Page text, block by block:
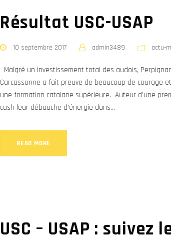
Résultat USC-USAP
10 septembre 2017 admin3489 actu-
Malgré un investissement total des audois,
Carcassonne a fait preuve de beaucoup de courage
une formation catalane supérieure. Auteur d’une
cash leur débauche d’énergie dans...
READ MORE
USC – USAP : suivez